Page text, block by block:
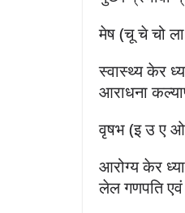
मेष (चू चे चो
स्वास्थ्य केर
आराधना
वृषभ (इ उ ए ओ
आरोग्य केर
लेल गणपति एवं